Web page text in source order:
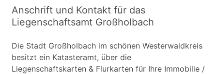
Anschrift und Kontakt für das
Liegenschaftsamt Großholbach
Die Stadt Großholbach im schönen Westerwaldkreis
besitzt ein Katasteramt, über die
Liegenschaftskarten & Flurkarten für Ihre Immobilie /